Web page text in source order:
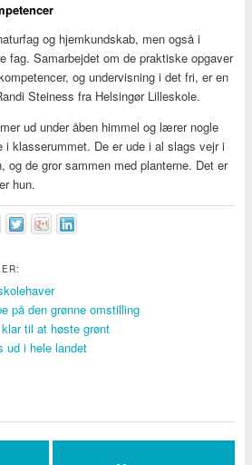
og hjemkundskab, men også i
fag. Samarbejdet om de praktiske opgaver
og undervisning i det fri, er en
Steiness fra Helsingør Lilleskole.
ud under åben himmel og lærer nogle
klasserummet. De er ude i al slags vejr i
og de gror sammen med planterne. Det er
hun.
på den grønne omstilling
til at høste grønt
ud i hele landet